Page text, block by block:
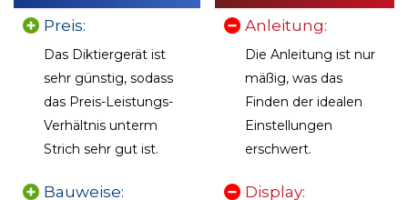
Preis:
Das Diktiergerät ist
sehr günstig, sodass
das Preis-Leistungs-
Verhältnis unterm
Strich sehr gut ist.
Bauweise:
Anleitung:
Die Anleitung ist nur
mäßig, was das
Finden der idealen
Einstellungen
erschwert.
Display: